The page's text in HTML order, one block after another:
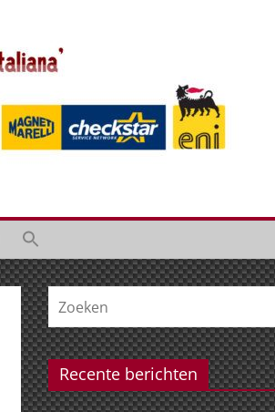
Recente berichten